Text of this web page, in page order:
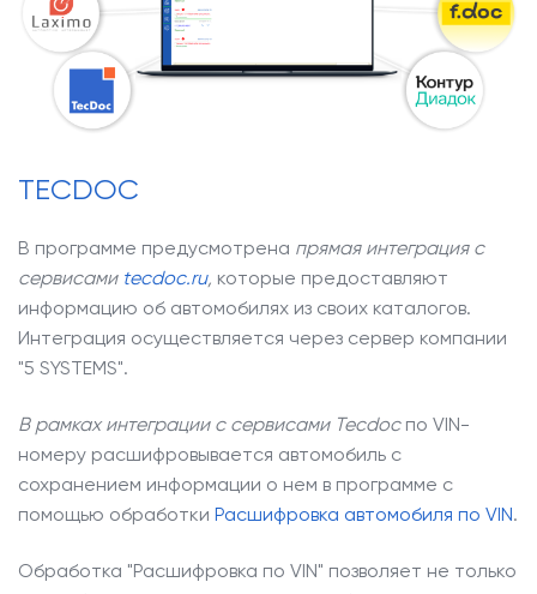
О компании
Наши клиенты
Контакты
вопрос
TECDOC
В программе предусмотрена прямая интеграция с
сервисами tecdoc.ru, которые предоставляют
информацию об автомобилях из своих каталогов.
Интеграция осуществляется через сервер компании
"5 SYSTEMS".
В рамках интеграции с сервисами Tecdocпо VIN-
номеру расшифровывается автомобиль с
сохранением информации о нем в программе с
помощью обработки Расшифровка автомобиля по VIN.
Обработка "Расшифровка по VIN" позволяет не только